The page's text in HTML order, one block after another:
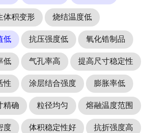
体积变形 烧结温度低
低 抗压强度低 氧化锆制品
低 气孔率高 提高尺寸稳定性
性 涂层结合强度 膨胀率低
精确 粒径均匀 熔融温度范围
度 体积稳定性好 抗折强度高